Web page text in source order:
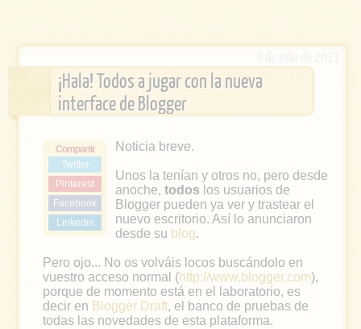
¡Hala! Todos a jugar con la nueva
interface de Blogger
Compartir
Twitter
Pinterest
Facebook
Linkedin
Noticia breve.
Unos la tenían y otros no, pero desde
anoche, todos los usuarios de
Blogger pueden ya ver y trastear el
nuevo escritorio. Así lo anunciaron
desde su blog.
Pero ojo... No os volváis locos buscándolo en
vuestro acceso normal (http://www.blogger.com),
porque de momento está en el laboratorio, es
decir en Blogger Draft, el banco de pruebas de
todas las novedades de esta plataforma.